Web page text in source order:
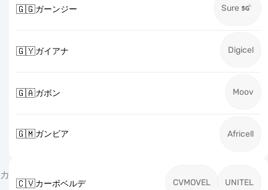
🇬🇬ガーンジー Sure
🇬🇾ガイアナ Digicel
🇬🇦ガボン Moov
🇬🇲ガンビア Africell
カ
🇨🇻カーボベルデ CVMOVEL UNITEL